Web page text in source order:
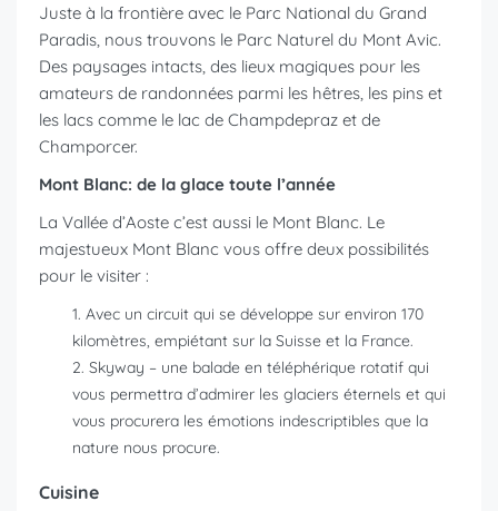
Juste à la frontière avec le Parc National du Grand
Paradis, nous trouvons le Parc Naturel du Mont Avic.
Des paysages intacts, des lieux magiques pour les
amateurs de randonnées parmi les hêtres, les pins et
les lacs comme le lac de Champdepraz et de
Champorcer.
Mont Blanc: de la glace toute l’année
La Vallée d’Aoste c’est aussi le Mont Blanc. Le
majestueux Mont Blanc vous offre deux possibilités
pour le visiter :
Avec un circuit qui se développe sur environ 170
kilomètres, empiétant sur la Suisse et la France.
Skyway – une balade en téléphérique rotatif qui
vous permettra d’admirer les glaciers éternels et qui
vous procurera les émotions indescriptibles que la
nature nous procure.
Cuisine